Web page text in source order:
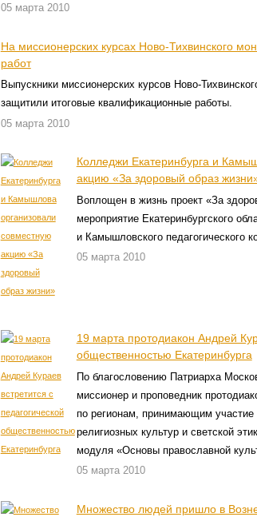
05 марта 2010
На миссионерских курсах Ново-Тихвинского
работ
Выпускники миссионерских курсов Ново-
защитили итоговые квалификационные работы.
05 марта 2010
Колледжи Екатеринбурга и
акцию «За здоровый образ
Воплощен в жизнь проект «За
мероприятие Екатеринбургского
и Камышловского педагогического
05 марта 2010
19 марта протодиакон Андрей
общественностью Екатеринбурга
По благословению Патриарха
миссионер и проповедник
по регионам, принимающим
религиозных культур и светской
модуля «Основы православной
05 марта 2010
Множество людей пришло в